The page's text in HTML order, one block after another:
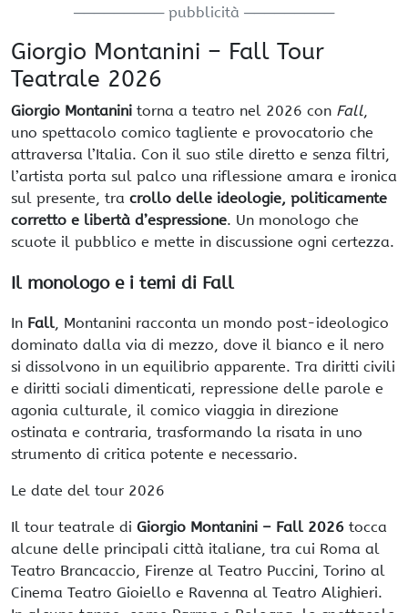
───────── pubblicità ─────────
Giorgio Montanini – Fall Tour
Teatrale 2026
Giorgio Montanini torna a teatro nel 2026 con Fall,
uno spettacolo comico tagliente e provocatorio che
attraversa l’Italia. Con il suo stile diretto e senza filtri,
l’artista porta sul palco una riflessione amara e ironica
sul presente, tra crollo delle ideologie, politicamente
corretto e libertà d’espressione. Un monologo che
scuote il pubblico e mette in discussione ogni certezza.
Il monologo e i temi di Fall
In Fall, Montanini racconta un mondo post-ideologico
dominato dalla via di mezzo, dove il bianco e il nero
si dissolvono in un equilibrio apparente. Tra diritti civili
e diritti sociali dimenticati, repressione delle parole e
agonia culturale, il comico viaggia in direzione
ostinata e contraria, trasformando la risata in uno
strumento di critica potente e necessario.
Le date del tour 2026
Il tour teatrale di Giorgio Montanini – Fall 2026 tocca
alcune delle principali città italiane, tra cui Roma al
Teatro Brancaccio, Firenze al Teatro Puccini, Torino al
Cinema Teatro Gioiello e Ravenna al Teatro Alighieri.